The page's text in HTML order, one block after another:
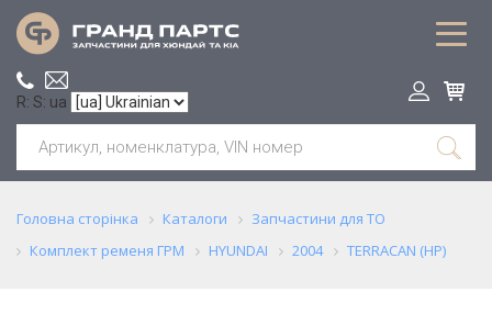
R: S: ua
Головна сторінка Каталоги
Запчастини для ТО
Комплект ременя ГРМ
HYUNDAI 2004 TERRACAN (HP)